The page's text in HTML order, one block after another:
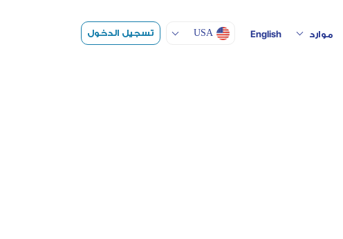
موارد Toggle Dropdown
English
USA تسجيل الدخول